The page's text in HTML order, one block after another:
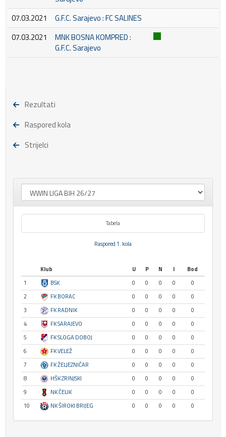
07.03.2021
G.F.C. Sarajevo : FC SALINES
07.03.2021
MNK BOSNA KOMPRED :
G.F.C. Sarajevo
Rezultati
Raspored kola
Strijelci
Tabela
Raspored 1. kola
Klub U P N I
Bod
1
BSK 0 0 0 0
0
2
FK BORAC 0 0 0 0
0
3
FK RADNIK 0 0 0 0
0
4
FK SARAJEVO 0 0 0 0
0
5
FK SLOGA DOBOJ 0 0 0 0
0
6
FK VELEŽ 0 0 0 0
0
7
FK ŽELJEZNIČAR 0 0 0 0
0
8
HŠK ZRINJSKI 0 0 0 0
0
9
NK ČELIK 0 0 0 0
0
10
NK ŠIROKI BRIJEG 0 0 0 0 0